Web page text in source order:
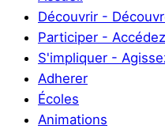
Découvrir -
Participer -
S'impliquer -
Adherer
Écoles
Animations